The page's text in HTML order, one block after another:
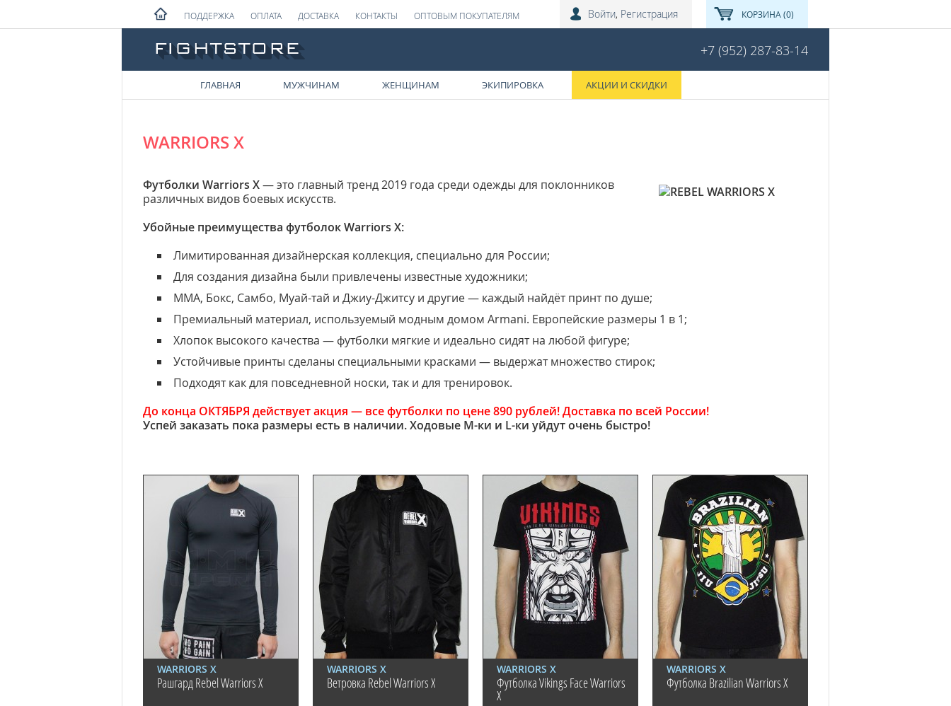
ПОДДЕРЖКА ОПЛАТА ДОСТАВКА КОНТАКТЫ ОПТОВЫМ ПОКУПАТЕЛЯМ КОРЗИНА (0)
Войти, Регистрация
ГЛАВНАЯ МУЖЧИНАМ ЖЕНЩИНАМ ЭКИПИРОВКА АКЦИИ И СКИДКИ
+7 (952) 287-83-14
WARRIORS X
Футболки Warriors X— это главный тренд 2019 года среди одежды для поклонников
различных видов боевых искусств.
Убойные преимущества футболок Warriors X:
Лимитированная дизайнерская коллекция, специально для России;
Для создания дизайна были привлечены известные художники;
ММА, Бокс, Самбо, Муай-тай и Джиу-Джитсу и другие — каждый найдёт принт по душе;
Премиальный материал, используемый модным домом Armani. Европейские размеры 1 в 1;
Хлопок высокого качества — футболки мягкие и идеально сидят на любой фигуре;
Устойчивые принты сделаны специальными красками — выдержат множество стирок;
Подходят как для повседневной носки, так и для тренировок.
До конца ОКТЯБРЯ действует акция — все футболки по цене 890 рублей!Доставка по всей России!
Успей заказать пока размеры есть в наличии. Ходовые M-ки и L-ки уйдут очень быстро!
WARRIORS X
Рашгард Rebel Warriors X
WARRIORS X
Ветровка Rebel Warriors X
WARRIORS X
Футболка Vikings Face Warriors
X
WARRIORS X
Футболка Brazilian Warriors X